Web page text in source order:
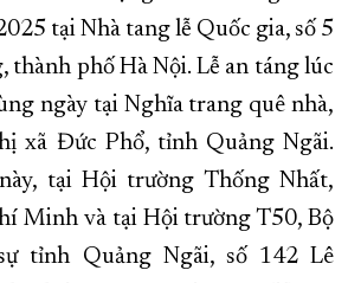
tại Nhà tang lễ Quốc gia, số 5
thành phố Hà Nội. Lễ an táng lúc
ngày tại Nghĩa trang quê nhà,
xã Đức Phổ, tỉnh Quảng Ngãi.
tại Hội trường Thống Nhất,
Minh và tại Hội trường T50, Bộ
tỉnh Quảng Ngãi, số 142 Lê